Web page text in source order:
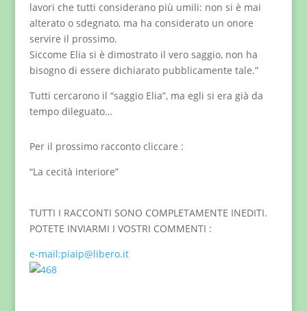
lavori che tutti considerano più umili: non si è mai
alterato o sdegnato, ma ha considerato un onore
servire il prossimo.
Siccome Elia si è dimostrato il vero saggio, non ha
bisogno di essere dichiarato pubblicamente tale.”
Tutti cercarono il “saggio Elia”, ma egli si era già da
tempo dileguato…
Per il prossimo racconto cliccare :
“La cecità interiore”
TUTTI I RACCONTI SONO COMPLETAMENTE INEDITI.
POTETE INVIARMI I VOSTRI COMMENTI :
e-mail:piaip@libero.it